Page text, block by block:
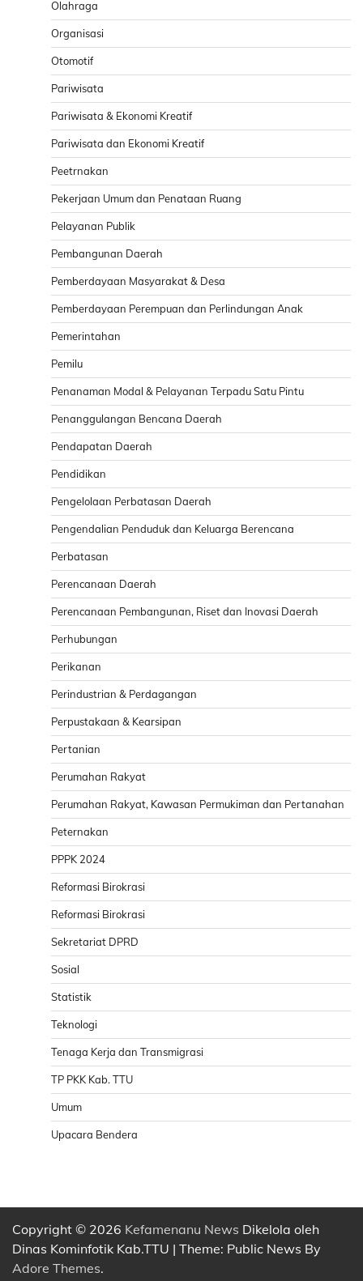
Olahraga
Organisasi
Otomotif
Pariwisata
Pariwisata & Ekonomi Kreatif
Pariwisata dan Ekonomi Kreatif
Peetrnakan
Pekerjaan Umum dan Penataan Ruang
Pelayanan Publik
Pembangunan Daerah
Pemberdayaan Masyarakat & Desa
Pemberdayaan Perempuan dan Perlindungan Anak
Pemerintahan
Pemilu
Penanaman Modal & Pelayanan Terpadu Satu Pintu
Penanggulangan Bencana Daerah
Pendapatan Daerah
Pendidikan
Pengelolaan Perbatasan Daerah
Pengendalian Penduduk dan Keluarga Berencana
Perbatasan
Perencanaan Daerah
Perencanaan Pembangunan, Riset dan Inovasi Daerah
Perhubungan
Perikanan
Perindustrian & Perdagangan
Perpustakaan & Kearsipan
Pertanian
Perumahan Rakyat
Perumahan Rakyat, Kawasan Permukiman dan Pertanahan
Peternakan
PPPK 2024
Reformasi Birokrasi
Reformasi Birokrasi
Sekretariat DPRD
Sosial
Statistik
Teknologi
Tenaga Kerja dan Transmigrasi
TP PKK Kab. TTU
Umum
Upacara Bendera
Copyright © 2026 Kefamenanu News Dikelola oleh
Dinas Kominfotik Kab.TTU | Theme: Public News By
Adore Themes.